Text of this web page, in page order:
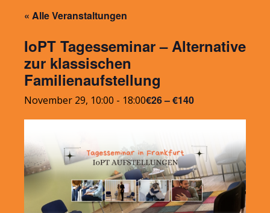
« Alle Veranstaltungen
IoPT Tagesseminar – Alternative
zur klassischen
Familienaufstellung
November 29, 10:00 - 18:00€26 – €140